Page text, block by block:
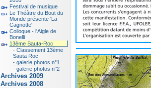
Festival de musique
Le Théâtre du Bout du
Monde présente 'La
Cagnotte'
Colloque - l'Aigle de
Bonelli
13ème Sauta-Roc
- Classement 13ème
Sauta Roc
- galerie photos n°1
- galerie photos n°2
Archives 2009
Archives 2008